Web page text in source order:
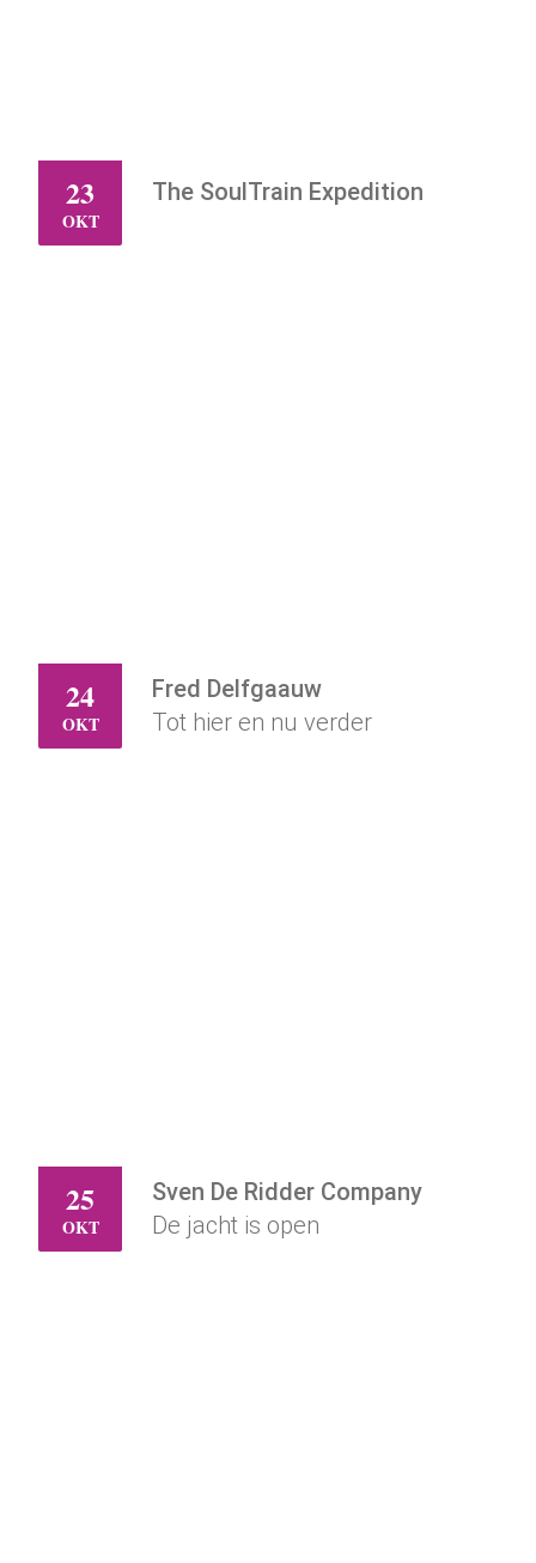
VR
23
OKT
The SoulTrain Expedition
ZA
24
OKT
Fred Delfgaauw
Tot hier en nu verder
ZO
25
OKT
Sven De Ridder Company
De jacht is open